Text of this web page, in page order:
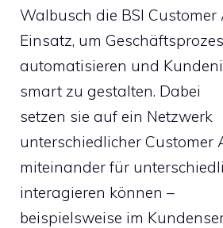
Walbusch die BSI Customer
Einsatz, um
automatisieren und
smart zu gestalten. Dabei
setzen sie auf ein Netzwerk
unterschiedlicher Customer
miteinander für
interagieren können –
beispielsweise im